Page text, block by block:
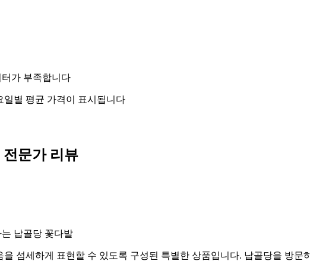
가 부족합니다
일별 평균 가격이 표시됩니다
전문가 리뷰
납골당 꽃다발
섬세하게 표현할 수 있도록 구성된 특별한 상품입니다. 납골당을 방